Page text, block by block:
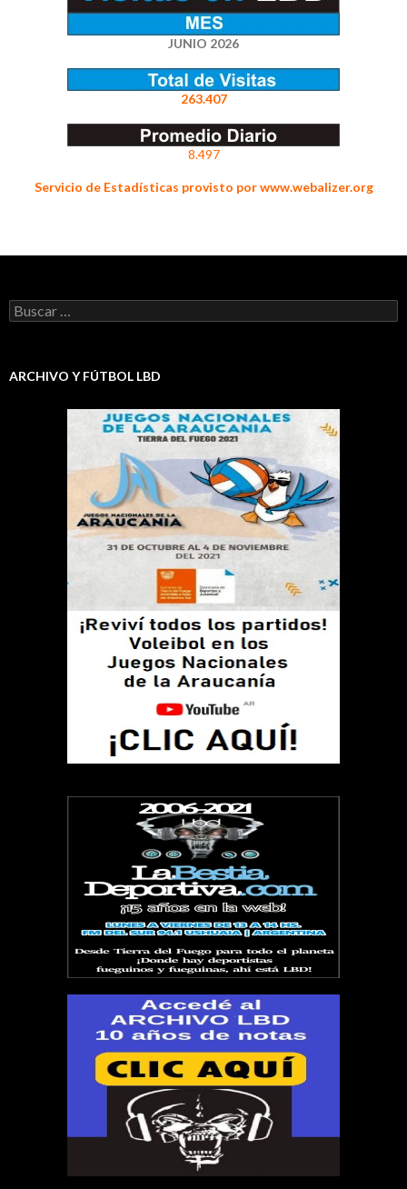
JUNIO 2026
263.407
8.497
Servicio de Estadísticas provisto por www.webalizer.org
Buscar:
ARCHIVO Y FÚTBOL LBD